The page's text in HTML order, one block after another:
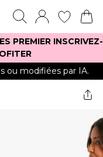
PREMIER INSCRIVEZ-
ou modifiées par IA.